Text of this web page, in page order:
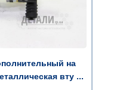
на
вту ...